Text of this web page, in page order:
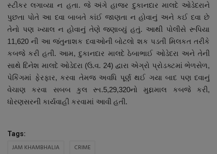
સ્ટીકર લગાવ્યા ન હતા. જે અંગે હાજર દુકાનદાર માલદે ઓડેદરાને
પુછતા પોતે આ દવા બાબતે કાંઈ જાણતા ન હોવાનું અને કઈ દવા છે
તેનો પણ ખ્યાલ ન હોવાનું તેણે જણાવ્યું હતું. આથી પોલીસે રૂપિયા
11,620 ની આ જંતુનાશક દવાઓની બોટલો શક પડતી મિલકત તરીકે
કબજે કરી હતી. આમ, દુકાનદાર માલદે ઠેબાભાઈ ઓડેદરા અને તેની
સાથે દિનેશ માલદે ઓડેદરા (ઉ.વ. 24) દ્વારા એગ્રો પ્રોડક્ટમાં ભેળસેળ,
પેકિંગમાં ફેરફાર, કરવા તેમજ અવધિ પૂર્ણ થઈ ગયા બાદ પણ દવાનું
વેચાણ કરવા સબબ કુલ રૂા.5,29,320નો મુદ્દામાલ કબજે કરી,
ધોરણસરની કાર્યવાહી કરવામાં આવી હતી.
Tags:
JAM KHAMBHALIA
CRIME